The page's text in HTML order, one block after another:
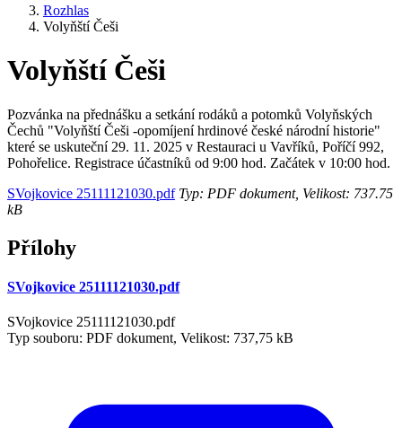
Rozhlas
Volyňští Češi
Volyňští Češi
Pozvánka na přednášku a setkání rodáků a potomků Volyňských
Čechů "Volyňští Češi -opomíjení hrdinové české národní historie"
které se uskuteční 29. 11. 2025 v Restauraci u Vavříků, Poříčí 992,
Pohořelice. Registrace účastníků od 9:00 hod. Začátek v 10:00 hod.
SVojkovice 25111121030.pdfTyp: PDF dokument, Velikost: 737.75
kB
Přílohy
SVojkovice 25111121030.pdf
SVojkovice 25111121030.pdf
Typ souboru: PDF dokument, Velikost: 737,75 kB